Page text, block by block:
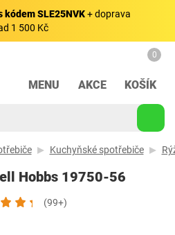
kódem SLE25NVK+ doprava
1 500 Kč
MENU AKCE
0
KOŠÍK
Kuchyňské spotřebiče
Hobbs 19750-56
(99+)